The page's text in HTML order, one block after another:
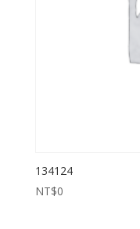
134124
NT$0